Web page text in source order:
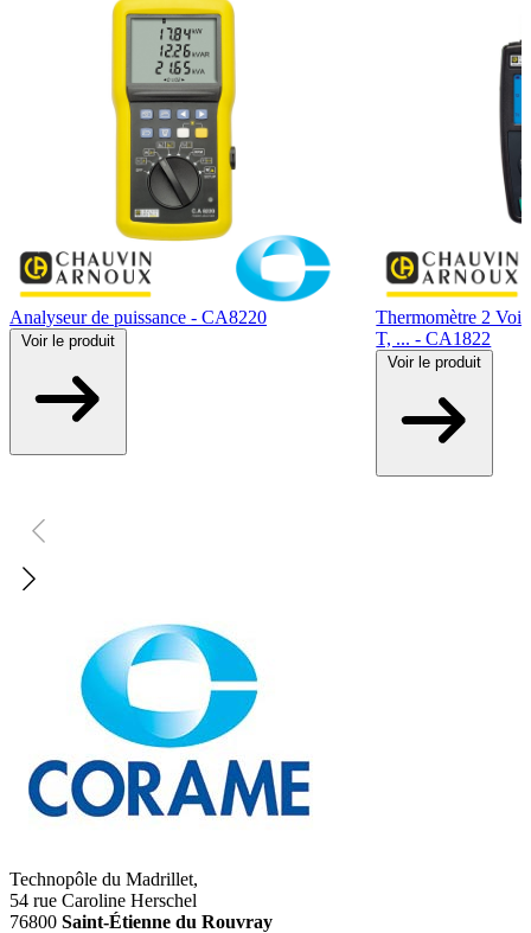
Analyseur de puissance - CA8220
Voir le produit
Thermomètre 2
T, ... - CA1822
Voir le produit
Technopôle du Madrillet,
54 rue Caroline Herschel
76800 Saint-Étienne du Rouvray